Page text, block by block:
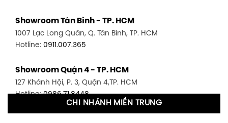
Showroom Tân Bình - TP. HCM
1007 Lạc Long Quân, Q. Tân Bình, TP. HCM
Hotline: 0911.007.365
Showroom Quận 4 - TP. HCM
127 Khánh Hội, P. 3, Quận 4,TP. HCM
Hotline:0986.71.8448
CHI NHÁNH MIỀN TRUNG